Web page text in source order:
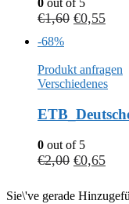
0 out of 5
€1,60 €0,55
-68%
Produkt anfragen
Verschiedenes
0 out of 5
€2,00 €0,65
Sie\'ve gerade